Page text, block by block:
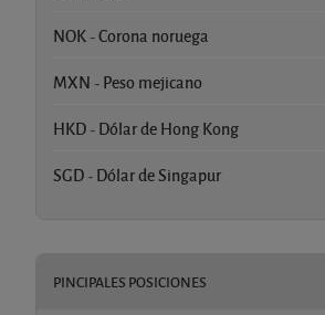
NOK - Corona noruega
MXN - Peso mejicano
HKD - Dólar de Hong Kong
SGD - Dólar de Singapur
PINCIPALES POSICIONES